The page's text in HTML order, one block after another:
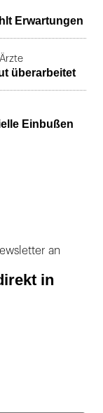
Erwartungen
überarbeitet
Einbußen
an
in